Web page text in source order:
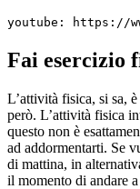
youtube: https://
Fai esercizio
L’attività fisica, si sa,
però. L’attività fisica
questo non è
ad addormentarti. Se
di mattina, in
il momento di andare